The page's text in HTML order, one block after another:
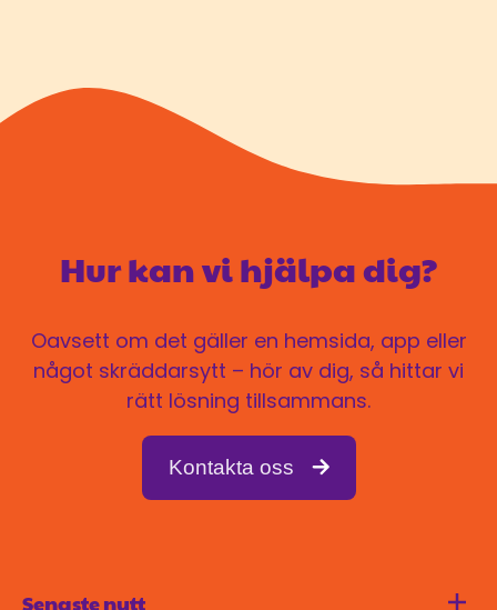
Hur kan vi hjälpa dig?
Oavsett om det gäller en hemsida, app eller
något skräddarsytt – hör av dig, så hittar vi
rätt lösning tillsammans.
Kontakta oss
Senaste nytt